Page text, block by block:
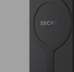
Universalgröße